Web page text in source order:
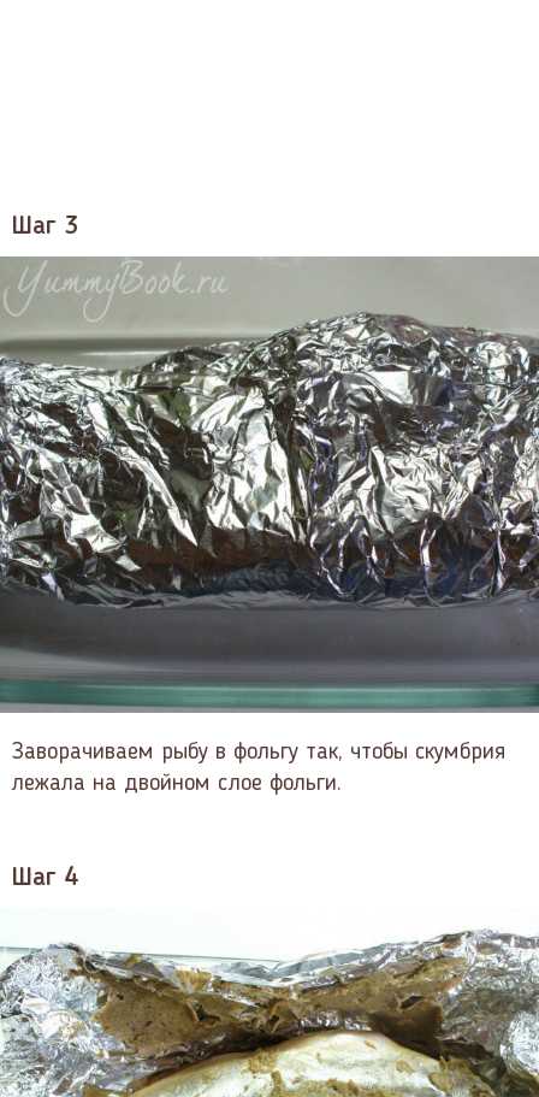
Шаг 3
Заворачиваем рыбу в фольгу так, чтобы скумбрия
лежала на двойном слое фольги.
Шаг 4